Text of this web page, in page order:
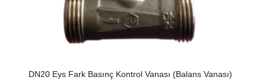
DN20 Eys Fark Basınç Kontrol Vanası (Balans Vanası)